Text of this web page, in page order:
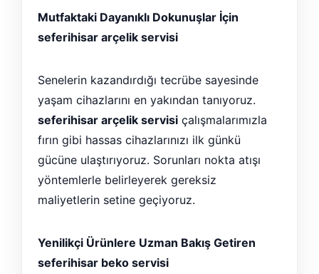
Mutfaktaki Dayanıklı Dokunuşlar İçin
seferihisar arçelik servisi
Senelerin kazandırdığı tecrübe sayesinde
yaşam cihazlarını en yakından tanıyoruz.
seferihisar arçelik servisi çalışmalarımızla
fırın gibi hassas cihazlarınızı ilk günkü
gücüne ulaştırıyoruz. Sorunları nokta atışı
yöntemlerle belirleyerek gereksiz
maliyetlerin setine geçiyoruz.
Yenilikçi Ürünlere Uzman Bakış Getiren
seferihisar beko servisi